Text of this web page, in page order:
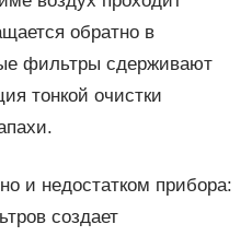
обратно в
фильтры сдерживают
тонкой очистки
и недостатком прибора:
создает